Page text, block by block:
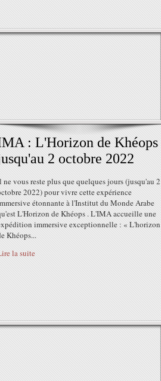
: L'Horizon de Khéops
2 octobre 2022
ne vous reste plus que quelques jours (jusqu'au 2
2022) pour vivre cette expérience
étonnante à l'Institut du Monde Arabe
L'Horizon de Khéops . L'IMA accueille une
immersive exceptionnelle : « L'horizon
Khéops...
la suite